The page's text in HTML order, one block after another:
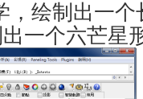
，绘制出一
一个六芒星